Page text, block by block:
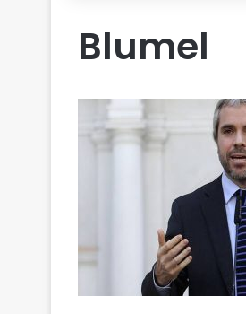
Blumel